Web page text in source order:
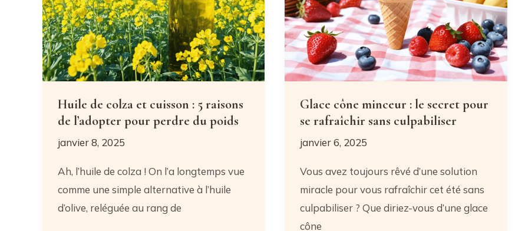
et
délicieux
Huile de colza et cuisson : 5 raisons
de l’adopter pour perdre du poids
janvier 8, 2025
Ah, l’huile de colza ! On l’a longtemps vue
comme une simple alternative à l’huile
d’olive, reléguée au rang de
Glace cône minceur : le secret pour
se rafraîchir sans culpabiliser
janvier 6, 2025
Vous avez toujours rêvé d’une solution
miracle pour vous rafraîchir cet été sans
culpabiliser ? Que diriez-vous d’une glace
cône